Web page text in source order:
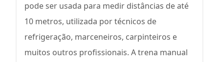
pode ser usada para medir distâncias de até
10 metros, utilizada por técnicos de
refrigeração, marceneiros, carpinteiros e
muitos outros profissionais. A trena manual